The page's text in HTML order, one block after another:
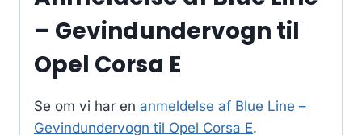
– Gevindundervogn til
Opel Corsa E
Se om vi har en anmeldelse af Blue Line –
Gevindundervogn til Opel Corsa E.